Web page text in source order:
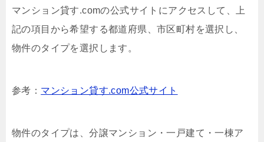
マンション貸す.comの公式サイトにアクセスして、上
記の項目から希望する都道府県、市区町村を選択し、
物件のタイプを選択します。
参考： マンション貸す.com公式サイト
物件のタイプは、分譲マンション・一戸建て・一棟ア